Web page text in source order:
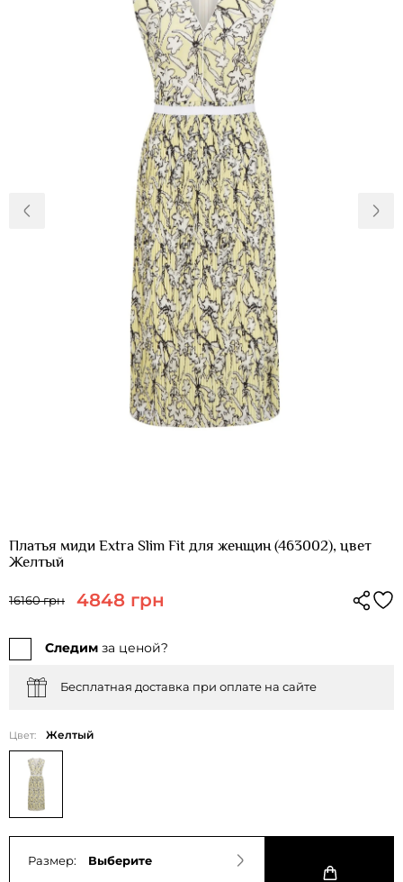
О нас
Доставка и
оплата
Новости
Возвращение
и обмен
Откуда о
магазине
Контакты
Palmira Club
Уход
+38(050)4840005
Платья миди Extra Slim Fit для женщин (463002), цвет
Желтый
16160 грн 4848 грн
Следим за ценой?
Бесплатная доставка при оплате на сайте
Цвет: Желтый
Размер: Выберите